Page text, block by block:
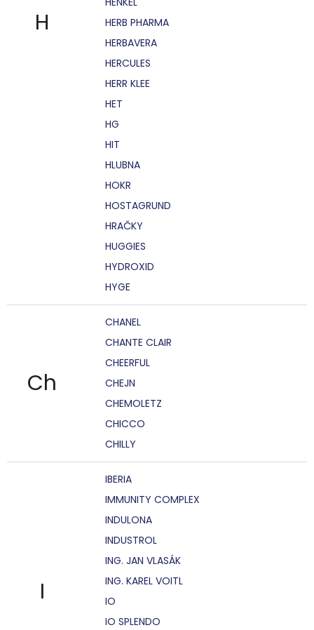
H
HERB PHARMA
HERBAVERA
HERCULES
HERR KLEE
HET
HG
HIT
HLUBNA
HOKR
HOSTAGRUND
HRAČKY
HUGGIES
HYDROXID
HYGE
Ch
CHANEL
CHANTE CLAIR
CHEERFUL
CHEJN
CHEMOLETZ
CHICCO
CHILLY
I
IBERIA
IMMUNITY COMPLEX
INDULONA
INDUSTROL
ING. JAN VLASÁK
ING. KAREL VOITL
IO
IO SPLENDO